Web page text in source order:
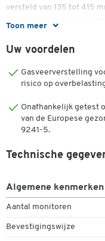
Toon meer
versteld van 135 tot 415
aangepast aan uw
De functies omvatten ook
Je kunt een bureauklem
arm bevestigd met behulp
mm en 100 x 100 mm.
verschillende kleuren. De
Ontwerp:
Geschikt
Uw voordelen
Gasveerverstelling
risico op
Onafhankelijk getest
van de Europese
9241-5.
Technische
Algemene kenmerken
Aantal monitoren
Bevestigingswijze